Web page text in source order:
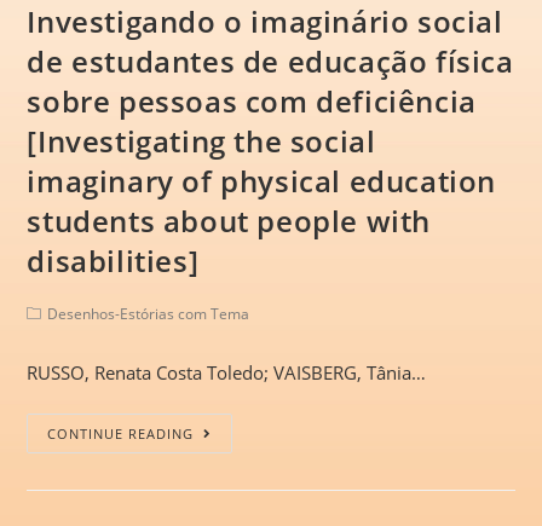
Investigando o imaginário social
de estudantes de educação física
sobre pessoas com deficiência
[Investigating the social
imaginary of physical education
students about people with
disabilities]
Desenhos-Estórias com Tema
RUSSO, Renata Costa Toledo; VAISBERG, Tânia…
CONTINUE READING